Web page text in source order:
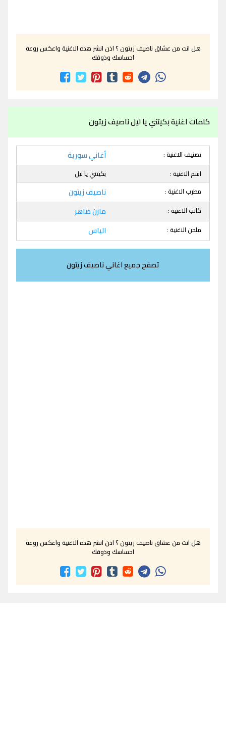
هل انت من عشاق ناصيف زيتون ؟ اذن انشر هذه الاغنية واعكس روعة
احساسك وذوقك
كلمات اغنية بكيتني يا ليل ناصيف زيتون
تصنيف الاغنية : أغاني سورية
اسم الاغنية :
بكيتني يا ليل
مطرب الاغنية :
ناصيف زيتون
كاتب الاغنية : مازن ضاهر
ملحن الاغنية : الياس
تصفح جميع اغاني ناصيف زيتون
هل انت من عشاق ناصيف زيتون ؟ اذن انشر هذه الاغنية واعكس روعة
احساسك وذوقك